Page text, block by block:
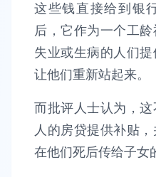
这些钱直接给到银
后，它作为一个工
失业或生病的人们
让他们重新站起来。
而批评人士认为，
人的房贷提供补贴
在他们死后传给子女